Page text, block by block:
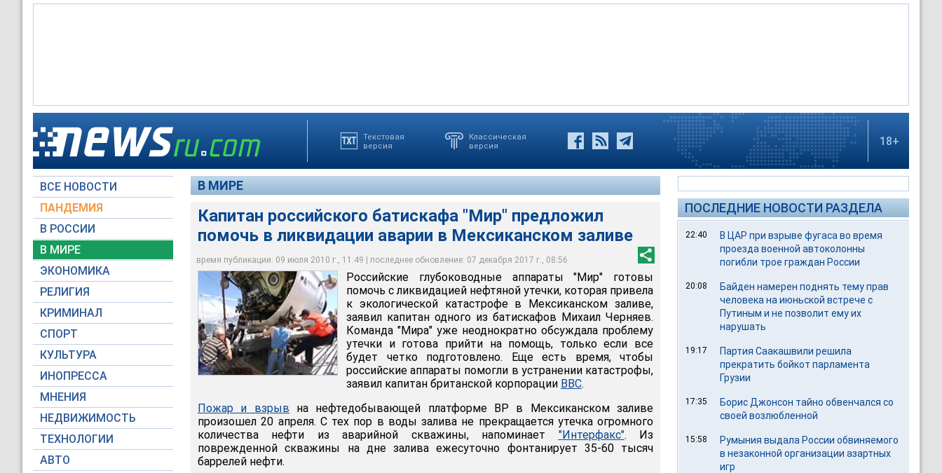
Текстовая
версия
Классическая
версия
18+
ВСЕ НОВОСТИ
ПАНДЕМИЯ
В РОССИИ
В МИРЕ
ЭКОНОМИКА
РЕЛИГИЯ
КРИМИНАЛ
СПОРТ
КУЛЬТУРА
ИНОПРЕССА
МНЕНИЯ
НЕДВИЖИМОСТЬ
ТЕХНОЛОГИИ
АВТО
В МИРЕ
Капитан российского батискафа "Мир" предложил
помочь в ликвидации аварии в Мексиканском заливе
время публикации: 09 июля 2010 г., 11:49 | последнее обновление: 07 декабря 2017 г., 08:56
Капитан российского батискафа "Мир" предложил помочь в ликвидации аварии в
Мексиканском заливе
НТВ
Российские глубоководные аппараты "Мир" готовы
помочь с ликвидацией нефтяной утечки, которая привела
к экологической катастрофе в Мексиканском заливе,
заявил капитан одного из батискафов Михаил Черняев.
Команда "Мира" уже неоднократно обсуждала проблему
утечки и готова прийти на помощь, только если все
будет четко подготовлено. Еще есть время, чтобы
российские аппараты помогли в устранении катастрофы,
заявил капитан британской корпорации BBC.
Пожар и взрыв на нефтедобывающей платформе BP в Мексиканском заливе
произошел 20 апреля. С тех пор в воды залива не прекращается утечка огромного
количества нефти из аварийной скважины, напоминает "Интерфакс". Из
поврежденной скважины на дне залива ежесуточно фонтанирует 35-60 тысяч
баррелей нефти.
ПОСЛЕДНИЕ НОВОСТИ РАЗДЕЛА
22:40
В ЦАР при взрыве фугаса во время
проезда военной автоколонны
погибли трое граждан России
20:08
Байден намерен поднять тему прав
человека на июньской встрече с
Путиным и не позволит ему их
нарушать
19:17
Партия Саакашвили решила
прекратить бойкот парламента
Грузии
17:35
Борис Джонсон тайно обвенчался со
своей возлюбленной
15:58
Румыния выдала России обвиняемого
в незаконной организации азартных
игр